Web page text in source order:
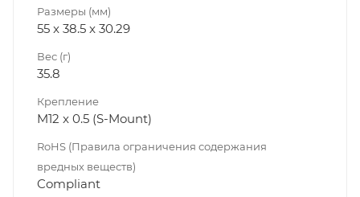
Размеры (мм)
55 x 38.5 x 30.29
Вес (г)
35.8
Крепление
M12 x 0.5 (S-Mount)
RoHS (Правила ограничения содержания
вредных веществ)
Compliant